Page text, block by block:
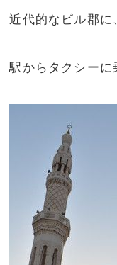
近代的なビル郡に
駅からタクシーに